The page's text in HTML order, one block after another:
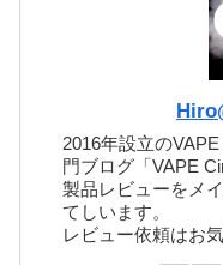
2016年設立の
門ブログ「VAPE
製品レビューをメ
てしいます。
レビュー依頼はお